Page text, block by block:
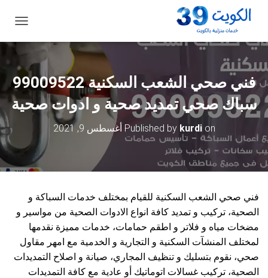
ب
ي
ل
ا
ل
ت
فني صحي الشعب السكنية 99009522
سباك صحي تمديد صحية و ادوات صحية
Published by kurdion أغسطس 9, 2021
فني صحي الشعب السكنية للقيام بمختلف خدمات السباكة و
الصحية، تركيب و تمديد كافة انواع الادوات الصحية من مواسير و
مضخات مياه و فلاتر و اطقم حمامات، خدمات مميزة نقدمها
لمختلف المنشآت السكنية و التجارية و الخدمية مع امهر مقاول
صحي، نقوم بتسليك و تنظيف المجاري، صيانة و اصلاح التمديدات
الصحية، تركيب غسالات اتوماتيك أو عادية مع كافة التمديدات